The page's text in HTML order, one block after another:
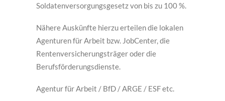
Soldatenversorgungsgesetz von bis zu 100 %.
Nähere Auskünfte hierzu erteilen die lokalen
Agenturen für Arbeit bzw. JobCenter, die
Rentenversicherungsträger oder die
Berufsförderungsdienste.
Agentur für Arbeit / BfD / ARGE / ESF etc.